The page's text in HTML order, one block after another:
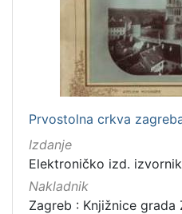
Prvostolna crkva
Izdanje
Elektroničko izd.
Nakladnik
Zagreb : Knjižnice grada